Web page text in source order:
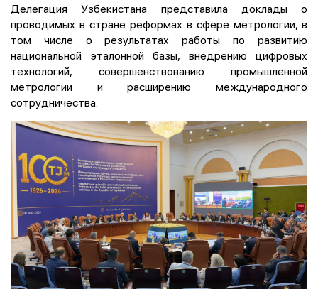
Делегация Узбекистана представила доклады о
проводимых в стране реформах в сфере метрологии, в
том числе о результатах работы по развитию
национальной эталонной базы, внедрению цифровых
технологий, совершенствованию промышленной
метрологии и расширению международного
сотрудничества.